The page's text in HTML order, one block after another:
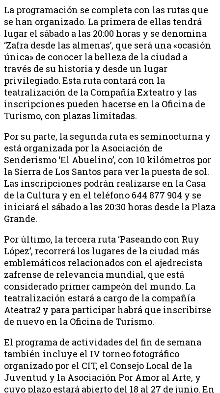
La programación se completa con las rutas que
se han organizado. La primera de ellas tendrá
lugar el sábado a las 20:00 horas y se denomina
‘Zafra desde las almenas’, que será una «ocasión
única» de conocer la belleza de la ciudad a
través de su historia y desde un lugar
privilegiado. Esta ruta contará con la
teatralización de la Compañía Exteatro y las
inscripciones pueden hacerse en la Oficina de
Turismo, con plazas limitadas.
Por su parte, la segunda ruta es seminocturna y
está organizada por la Asociación de
Senderismo ‘El Abuelino’, con 10 kilómetros por
la Sierra de Los Santos para ver la puesta de sol.
Las inscripciones podrán realizarse en la Casa
de la Cultura y en el teléfono 644 877 904 y se
iniciará el sábado a las 20:30 horas desde la Plaza
Grande.
Por último, la tercera ruta ‘Paseando con Ruy
López’, recorrerá los lugares de la ciudad más
emblemáticos relacionados con el ajedrecista
zafrense de relevancia mundial, que está
considerado primer campeón del mundo. La
teatralización estará a cargo de la compañía
Ateatra2 y para participar habrá que inscribirse
de nuevo en la Oficina de Turismo.
El programa de actividades del fin de semana
también incluye el IV torneo fotográfico
organizado por el CIT, el Consejo Local de la
Juventud y la Asociación Por Amor al Arte, y
cuyo plazo estará abierto del 18 al 27 de junio. En